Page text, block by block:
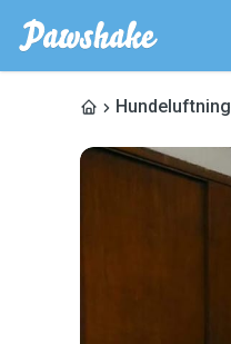
Hundeluftning